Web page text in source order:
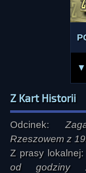
▼
Z Kart Historii
Odcinek:
Rzeszowem z
Z prasy lokalnej:
od